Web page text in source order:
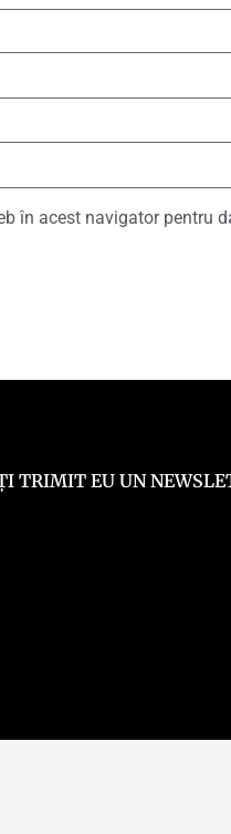
în acest navigator pentru
TRIMIT EU UN